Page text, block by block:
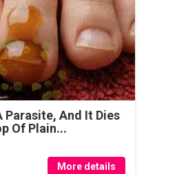
Parasite, And It Dies
Of Plain...
More details